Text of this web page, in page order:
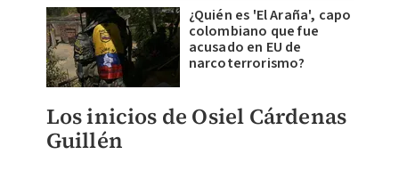
¿Quién es 'El Araña', capo
colombiano que fue
acusado en EU de
narcoterrorismo?
Los inicios de Osiel Cárdenas
Guillén